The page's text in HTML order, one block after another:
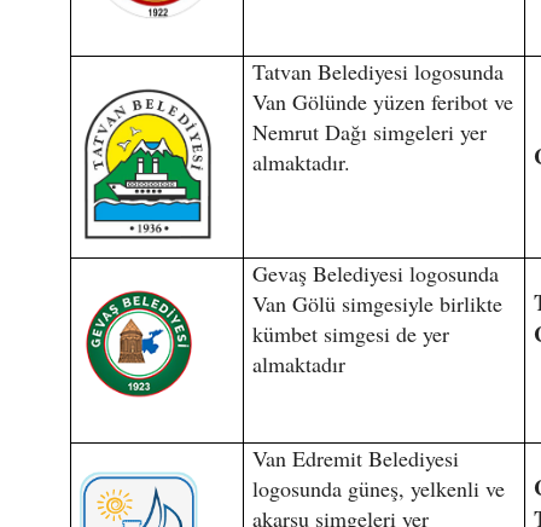
Tatvan Belediyesi logosunda
Van Gölünde yüzen feribot ve
Nemrut Dağı simgeleri yer
almaktadır.
Gevaş Belediyesi logosunda
Van Gölü simgesiyle birlikte
kümbet simgesi de yer
almaktadır
Van Edremit Belediyesi
logosunda güneş, yelkenli ve
akarsu simgeleri yer